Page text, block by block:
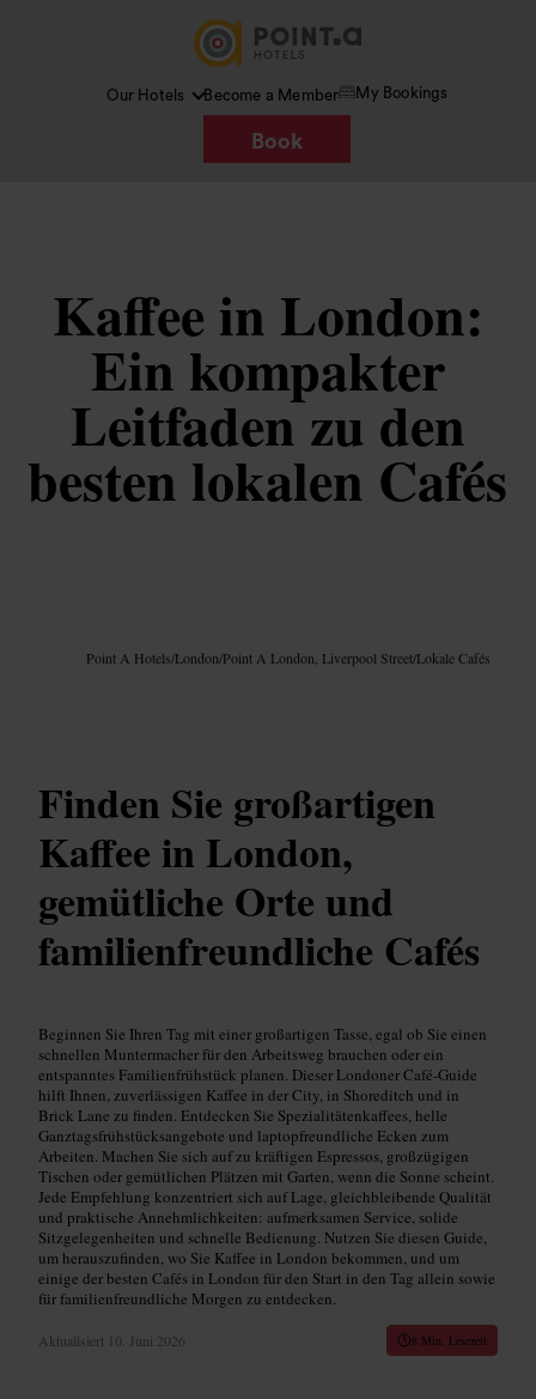
Our Hotels Become a Member My Bookings
Book
Kaffee in London:
Ein kompakter
Leitfaden zu den
besten lokalen Cafés
Point A Hotels/London/Point A London, Liverpool Street/Lokale Cafés
Finden Sie großartigen
Kaffee in London,
gemütliche Orte und
familienfreundliche Cafés
Beginnen Sie Ihren Tag mit einer großartigen Tasse, egal ob Sie einen
schnellen Muntermacher für den Arbeitsweg brauchen oder ein
entspanntes Familienfrühstück planen. Dieser Londoner Café-Guide
hilft Ihnen, zuverlässigen Kaffee in der City, in Shoreditch und in
Brick Lane zu finden. Entdecken Sie Spezialitätenkaffees, helle
Ganztagsfrühstücksangebote und laptopfreundliche Ecken zum
Arbeiten. Machen Sie sich auf zu kräftigen Espressos, großzügigen
Tischen oder gemütlichen Plätzen mit Garten, wenn die Sonne scheint.
Jede Empfehlung konzentriert sich auf Lage, gleichbleibende Qualität
und praktische Annehmlichkeiten: aufmerksamen Service, solide
Sitzgelegenheiten und schnelle Bedienung. Nutzen Sie diesen Guide,
um herauszufinden, wo Sie Kaffee in London bekommen, und um
einige der besten Cafés in London für den Start in den Tag allein sowie
für familienfreundliche Morgen zu entdecken.
Aktualisiert 10. Juni 2026 8 Min. Lesezeit